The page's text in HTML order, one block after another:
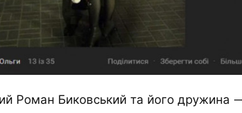
Роман Биковський та його дружина